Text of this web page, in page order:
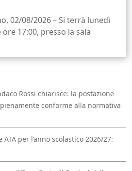
02/08/2026 – Si terrà lunedì
17:00, presso la sala
Rossi chiarisce: la postazione
conforme alla normativa
per l’anno scolastico 2026/27: